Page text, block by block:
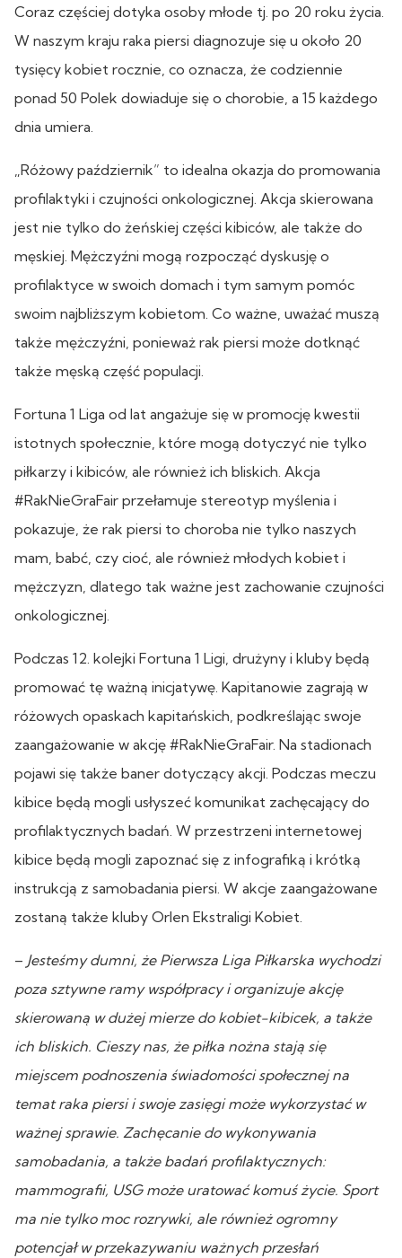
Coraz częściej dotyka osoby młode tj. po 20 roku życia.
W naszym kraju raka piersi diagnozuje się u około 20
tysięcy kobiet rocznie, co oznacza, że codziennie
ponad 50 Polek dowiaduje się o chorobie, a 15 każdego
dnia umiera.
„Różowy październik” to idealna okazja do promowania
profilaktyki i czujności onkologicznej. Akcja skierowana
jest nie tylko do żeńskiej części kibiców, ale także do
męskiej. Mężczyźni mogą rozpocząć dyskusję o
profilaktyce w swoich domach i tym samym pomóc
swoim najbliższym kobietom. Co ważne, uważać muszą
także mężczyźni, ponieważ rak piersi może dotknąć
także męską część populacji.
Fortuna 1 Liga od lat angażuje się w promocję kwestii
istotnych społecznie, które mogą dotyczyć nie tylko
piłkarzy i kibiców, ale również ich bliskich. Akcja
#RakNieGraFair przełamuje stereotyp myślenia i
pokazuje, że rak piersi to choroba nie tylko naszych
mam, babć, czy cioć, ale również młodych kobiet i
mężczyzn, dlatego tak ważne jest zachowanie czujności
onkologicznej.
Podczas 12. kolejki Fortuna 1 Ligi, drużyny i kluby będą
promować tę ważną inicjatywę. Kapitanowie zagrają w
różowych opaskach kapitańskich, podkreślając swoje
zaangażowanie w akcję #RakNieGraFair. Na stadionach
pojawi się także baner dotyczący akcji. Podczas meczu
kibice będą mogli usłyszeć komunikat zachęcający do
profilaktycznych badań. W przestrzeni internetowej
kibice będą mogli zapoznać się z infografiką i krótką
instrukcją z samobadania piersi. W akcje zaangażowane
zostaną także kluby Orlen Ekstraligi Kobiet.
– Jesteśmy dumni, że Pierwsza Liga Piłkarska wychodzi
poza sztywne ramy współpracy i organizuje akcję
skierowaną w dużej mierze do kobiet-kibicek, a także
ich bliskich. Cieszy nas, że piłka nożna stają się
miejscem podnoszenia świadomości społecznej na
temat raka piersi i swoje zasięgi może wykorzystać w
ważnej sprawie. Zachęcanie do wykonywania
samobadania, a także badań profilaktycznych:
mammografii, USG może uratować komuś życie. Sport
ma nie tylko moc rozrywki, ale również ogromny
potencjał w przekazywaniu ważnych przesłań